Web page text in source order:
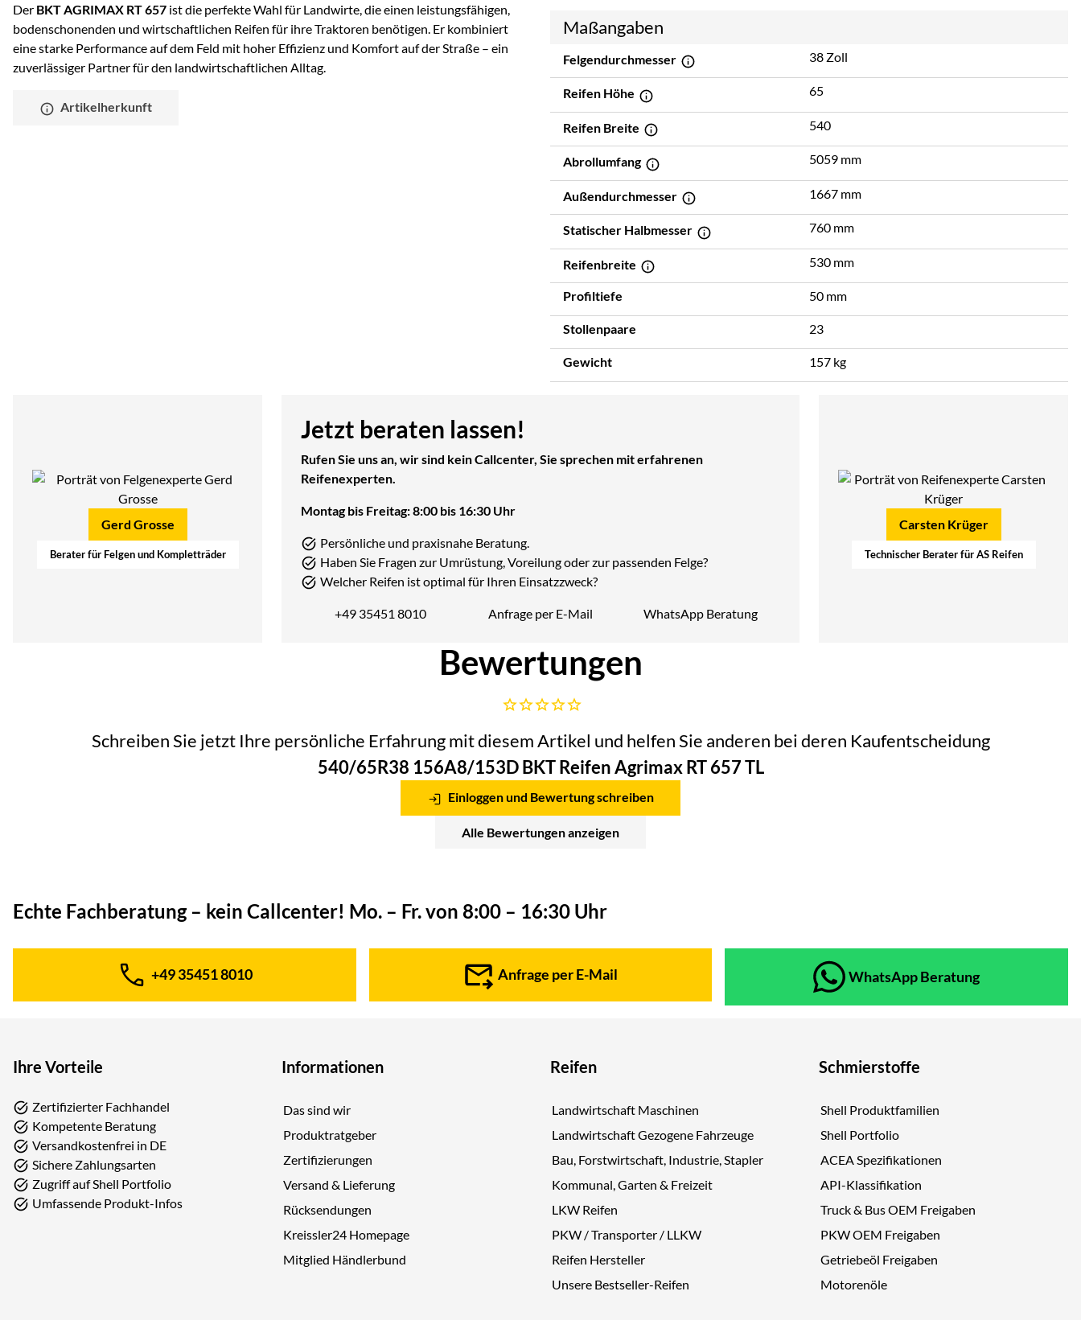
Der BKT AGRIMAX RT 657 ist die perfekte Wahl für Landwirte, die einen leistungsfähigen,
bodenschonenden und wirtschaftlichen Reifen für ihre Traktoren benötigen. Er kombiniert
eine starke Performance auf dem Feld mit hoher Effizienz und Komfort auf der Straße – ein
zuverlässiger Partner für den landwirtschaftlichen Alltag.
Artikelherkunft
Maßangaben
Felgendurchmesser 38 Zoll
Reifen Höhe 65
Reifen Breite 540
Abrollumfang 5059 mm
Außendurchmesser 1667 mm
Statischer Halbmesser 760 mm
Reifenbreite 530 mm
Profiltiefe 50 mm
Stollenpaare 23
Gewicht 157 kg
Gerd Grosse
Berater für Felgen und Kompletträder
Jetzt beraten lassen!
Rufen Sie uns an, wir sind kein Callcenter, Sie sprechen mit erfahrenen
Reifenexperten.
Montag bis Freitag: 8:00 bis 16:30 Uhr
Persönliche und praxisnahe Beratung.
Haben Sie Fragen zur Umrüstung, Voreilung oder zur passenden Felge?
Welcher Reifen ist optimal für Ihren Einsatzzweck?
Telefon:
+49 35451 8010 Anfrage per E-Mail WhatsApp Beratung
Carsten Krüger
Technischer Berater für AS Reifen
Bewertungen
Noch keine Bewertungen abgegeben
Schreiben Sie jetzt Ihre persönliche Erfahrung mit diesem Artikel und helfen Sie anderen bei deren Kaufentscheidung
540/65R38 156A8/153D BKT Reifen Agrimax RT 657 TL
Einloggen und Bewertung schreiben
Alle Bewertungen anzeigen
Echte Fachberatung – kein Callcenter! Mo. – Fr. von 8:00 – 16:30 Uhr
Telefon:
+49 35451 8010 Anfrage per E-Mail WhatsApp Beratung
Ihre Vorteile
Zertifizierter Fachhandel
Kompetente Beratung
Versandkostenfrei in DE
Sichere Zahlungsarten
Zugriff auf Shell Portfolio
Umfassende Produkt-Infos
Informationen
Das sind wir
Produktratgeber
Zertifizierungen
Versand & Lieferung
Rücksendungen
Kreissler24 Homepage
Mitglied Händlerbund
Reifen
Landwirtschaft Maschinen
Landwirtschaft Gezogene Fahrzeuge
Bau, Forstwirtschaft, Industrie, Stapler
Kommunal, Garten & Freizeit
LKW Reifen
PKW / Transporter / LLKW
Reifen Hersteller
Unsere Bestseller-Reifen
Schmierstoffe
Shell Produktfamilien
Shell Portfolio
ACEA Spezifikationen
API-Klassifikation
Truck & Bus OEM Freigaben
PKW OEM Freigaben
Getriebeöl Freigaben
Motorenöle